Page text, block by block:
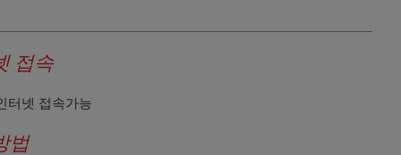
접속
터넷 접속가능
법